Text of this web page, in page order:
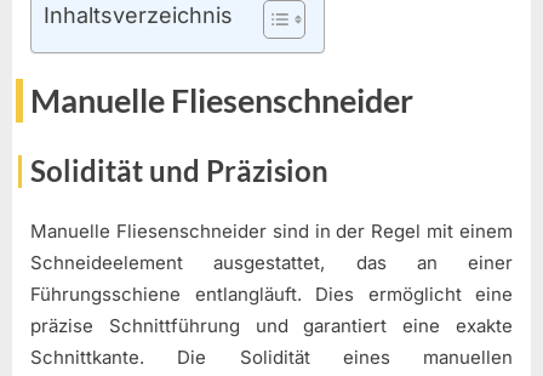
Inhaltsverzeichnis
Manuelle Fliesenschneider
Solidität und Präzision
Manuelle Fliesenschneider sind in der Regel mit einem
Schneideelement ausgestattet, das an einer
Führungsschiene entlangläuft. Dies ermöglicht eine
präzise Schnittführung und garantiert eine exakte
Schnittkante. Die Solidität eines manuellen